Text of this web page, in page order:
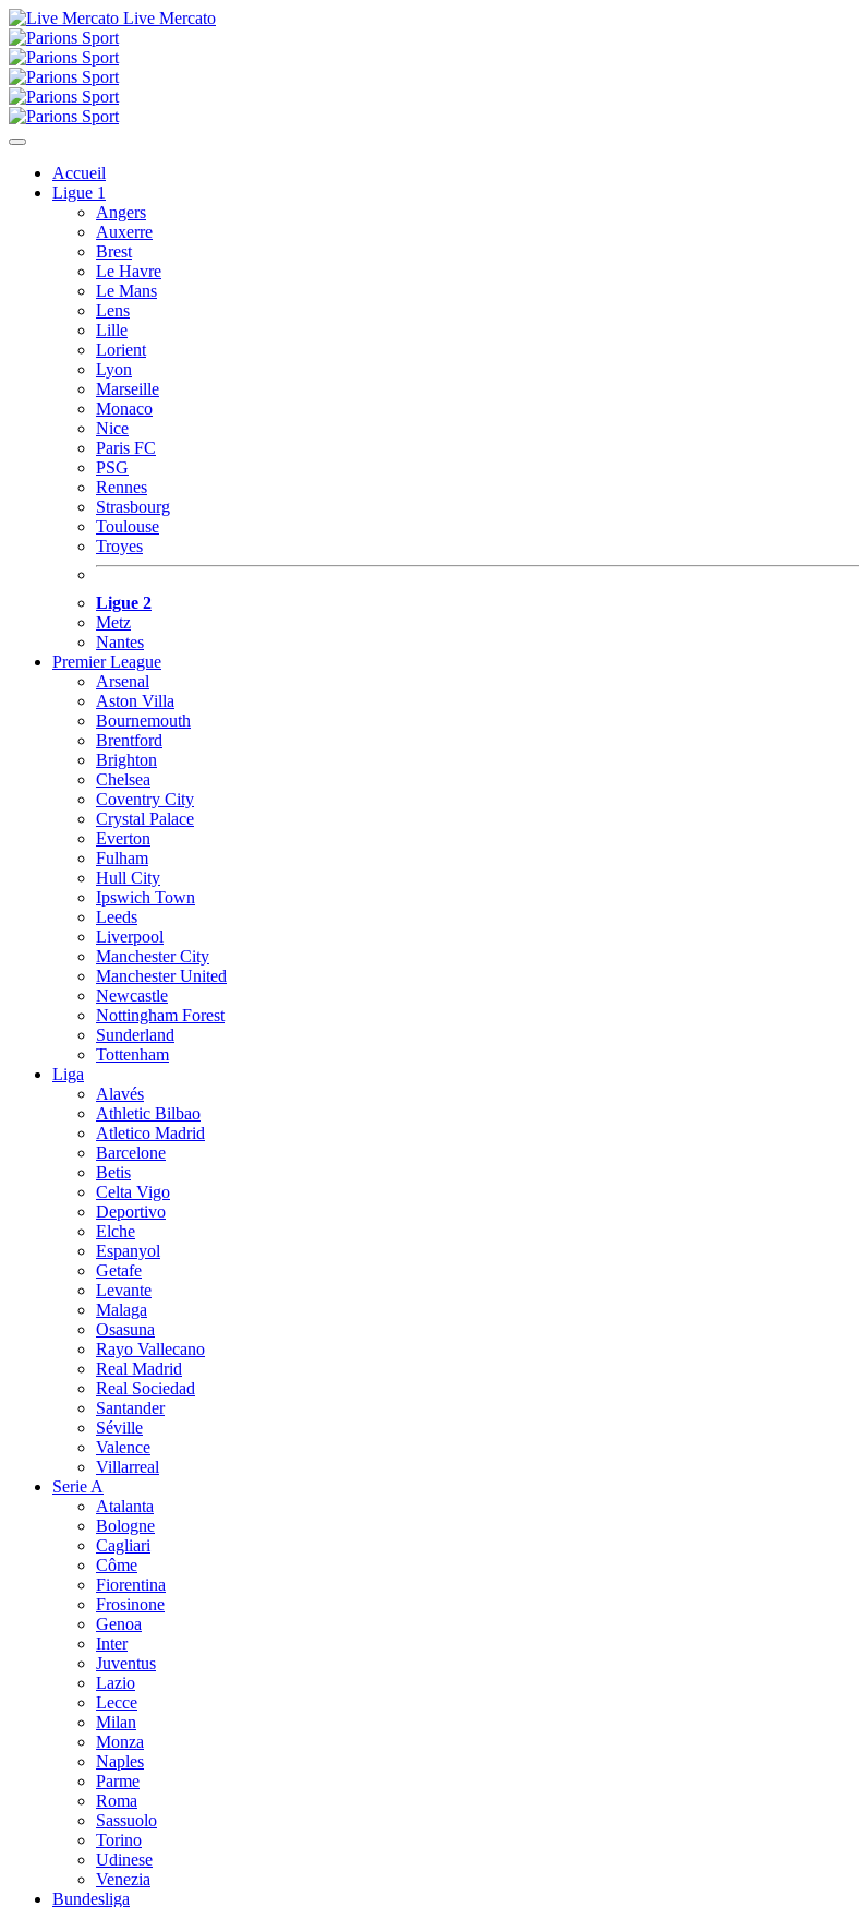
Live Mercato
Accueil
Ligue 1
Angers
Auxerre
Brest
Le Havre
Le Mans
Lens
Lille
Lorient
Lyon
Marseille
Monaco
Nice
Paris FC
PSG
Rennes
Strasbourg
Toulouse
Troyes
Ligue 2
Metz
Nantes
Premier League
Arsenal
Aston Villa
Bournemouth
Brentford
Brighton
Chelsea
Coventry City
Crystal Palace
Everton
Fulham
Hull City
Ipswich Town
Leeds
Liverpool
Manchester City
Manchester United
Newcastle
Nottingham Forest
Sunderland
Tottenham
Liga
Alavés
Athletic Bilbao
Atletico Madrid
Barcelone
Betis
Celta Vigo
Deportivo
Elche
Espanyol
Getafe
Levante
Malaga
Osasuna
Rayo Vallecano
Real Madrid
Real Sociedad
Santander
Séville
Valence
Villarreal
Serie A
Atalanta
Bologne
Cagliari
Côme
Fiorentina
Frosinone
Genoa
Inter
Juventus
Lazio
Lecce
Milan
Monza
Naples
Parme
Roma
Sassuolo
Torino
Udinese
Venezia
Bundesliga